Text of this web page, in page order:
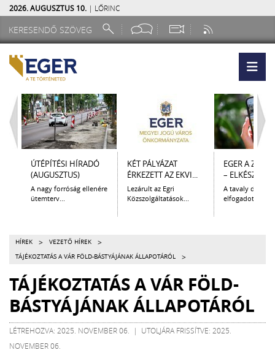
2026. AUGUSZTUS 10. | LŐRINC
ÚTÉPÍTÉSI HÍRADÓ
(AUGUSZTUS)
A nagy forróság ellenére
ütemterv...
KÉT PÁLYÁZAT
ÉRKEZETT AZ EKVI...
Lezárult az Egri
Közszolgáltatások...
EGER A
– ELKÉSZÜLT
A tavaly
elfogadott
HÍREK > VEZETŐ HÍREK >
TÁJÉKOZTATÁS A VÁR FÖLD-BÁSTYÁJÁNAK ÁLLAPOTÁRÓL >
TÁJÉKOZTATÁS A VÁR FÖLD-
BÁSTYÁJÁNAK ÁLLAPOTÁRÓL
LÉTREHOZVA: 2025. NOVEMBER 06. | UTOLJÁRA FRISSÍTVE: 2025.
NOVEMBER 06.